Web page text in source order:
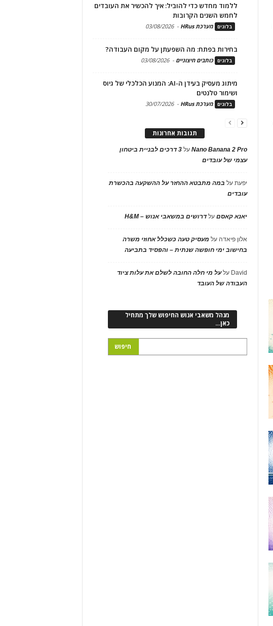
ללמוד מחדש כדי להוביל: איך להכשיר את העובדים
לחמש השנים הקרובות
בלוגים מערכת HRus -
03/08/2026
בחירות בפתח: מה השפעתן על מקום העבודה?
בלוגים כותבים חיצוניים -
03/08/2026
מיתוג מעסיק בעידן ה-AI: המנוע הכלכלי של גיוס
ושימור טלנטים
בלוגים מערכת HRus -
30/07/2026
תגובות אחרונות
Nano Banana 2 Proעל
3 דרכים לבניית ביטחון
עצמי של עובדים
יפעתעל במה מתבטא ההחזר על ההשקעה בהכשרת
עובדים
יאנא קאסםעלדרושים במשאבי אנוש – H&M
אלון פיאדה על מעסיק טעה כשכלל אחוזי משרה
בחישוב ימי חופשה שנתית – והפסיד בתביעה
David עלעל מי חלה החובה לשלם את עלות ציוד
העבודה של העובד
מנהל משאבי אנוש החיפוש שלך מתחיל
כאן…